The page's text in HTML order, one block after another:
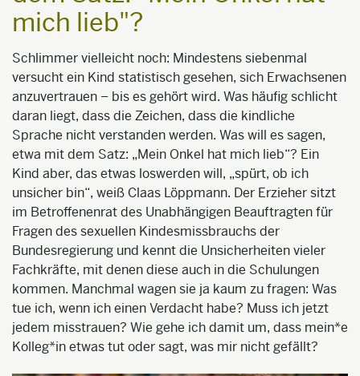
mich lieb"?
Schlimmer vielleicht noch: Mindestens siebenmal
versucht ein Kind statistisch gesehen, sich Erwachsenen
anzuvertrauen – bis es gehört wird. Was häufig schlicht
daran liegt, dass die Zeichen, dass die kindliche
Sprache nicht verstanden werden. Was will es sagen,
etwa mit dem Satz: „Mein Onkel hat mich lieb“? Ein
Kind aber, das etwas loswerden will, „spürt, ob ich
unsicher bin“, weiß Claas Löppmann. Der Erzieher sitzt
im Betroffenenrat des Unabhängigen Beauftragten für
Fragen des sexuellen Kindesmissbrauchs der
Bundesregierung und kennt die Unsicherheiten vieler
Fachkräfte, mit denen diese auch in die Schulungen
kommen. Manchmal wagen sie ja kaum zu fragen: Was
tue ich, wenn ich einen Verdacht habe? Muss ich jetzt
jedem misstrauen? Wie gehe ich damit um, dass mein*e
Kolleg*in etwas tut oder sagt, was mir nicht gefällt?